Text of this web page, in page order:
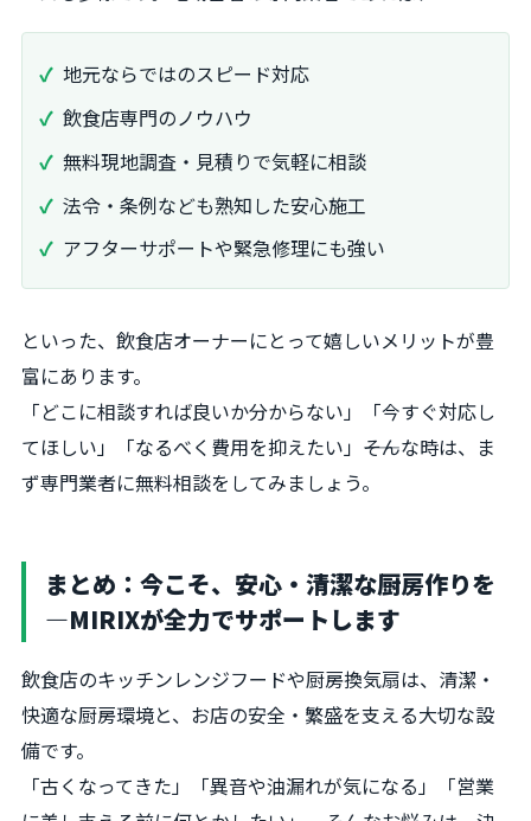
地元ならではのスピード対応
飲食店専門のノウハウ
無料現地調査・見積りで気軽に相談
法令・条例なども熟知した安心施工
アフターサポートや緊急修理にも強い
といった、飲食店オーナーにとって嬉しいメリットが豊
富にあります。
「どこに相談すれば良いか分からない」「今すぐ対応し
てほしい」「なるべく費用を抑えたい」――そんな時は、ま
ず専門業者に無料相談をしてみましょう。
まとめ：今こそ、安心・清潔な厨房作りを
―MIRIXが全力でサポートします
飲食店のキッチンレンジフードや厨房換気扇は、清潔・
快適な厨房環境と、お店の安全・繁盛を支える大切な設
備です。
「古くなってきた」「異音や油漏れが気になる」「営業